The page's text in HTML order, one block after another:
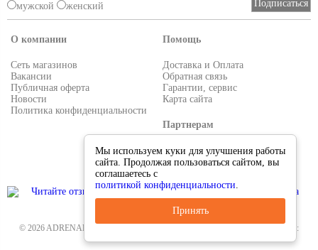
мужской женский
О компании
Сеть магазинов
Вакансии
Публичная оферта
Новости
Политика конфиденциальности
Помощь
Доставка и Оплата
Обратная связь
Гарантии, сервис
Карта сайта
Партнерам
Условия работы
Реквизиты
© 2026 ADRENALIN.RU-интернет магазин. Все для туризма и рыбалки. Тел.:
Мы используем куки для улучшения работы
сайта. Продолжая пользоваться сайтом, вы
соглашаетесь с
политикой конфиденциальности.
Принять